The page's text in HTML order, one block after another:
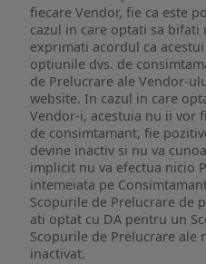
fiecare Vendor, fie ca este
cazul in care optati sa
exprimati acordul ca
optiunile dvs. de
de Prelucrare ale Vendor-
website. In cazul in care
Vendor-i, acestuia nu ii vor
de consimtamant, fie
devine inactiv si nu va
implicit nu va efectua nicio
intemeiata pe
Scopurile de Prelucrare de
ati optat cu DA pentru un
Scopurile de Prelucrare ale
inactivat.